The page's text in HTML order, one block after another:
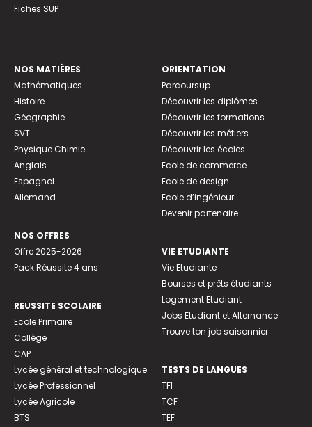
Fiches SUP
NOS MATIÈRES
Mathématiques
Histoire
Géographie
SVT
Physique Chimie
Anglais
Espagnol
Allemand
NOS OFFRES
Offre 2025-2026
Pack Réussite 4 ans
REUSSITE SCOLAIRE
Ecole Primaire
Collège
CAP
Lycée général et technologique
Lycée Professionnel
Lycée Agricole
BTS
ORIENTATION
Parcoursup
Découvrir les diplômes
Découvrir les formations
Découvrir les métiers
Découvrir les écoles
Ecole de commerce
Ecole de design
Ecole d’ingénieur
Devenir partenaire
VIE ETUDIANTE
Vie Etudiante
Bourses et prêts étudiants
Logement Etudiant
Jobs Etudiant et Alternance
Trouve ton job saisonnier
TESTS DE LANGUES
TFI
TCF
TEF